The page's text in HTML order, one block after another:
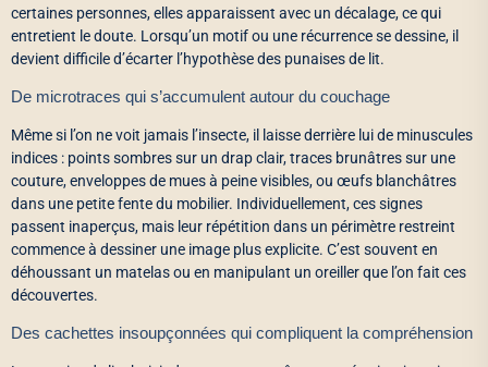
certaines personnes, elles apparaissent avec un décalage, ce qui
entretient le doute. Lorsqu’un motif ou une récurrence se dessine, il
devient difficile d’écarter l’hypothèse des punaises de lit.
De microtraces qui s’accumulent autour du couchage
Même si l’on ne voit jamais l’insecte, il laisse derrière lui de minuscules
indices : points sombres sur un drap clair, traces brunâtres sur une
couture, enveloppes de mues à peine visibles, ou œufs blanchâtres
dans une petite fente du mobilier. Individuellement, ces signes
passent inaperçus, mais leur répétition dans un périmètre restreint
commence à dessiner une image plus explicite. C’est souvent en
déhoussant un matelas ou en manipulant un oreiller que l’on fait ces
découvertes.
Des cachettes insoupçonnées qui compliquent la compréhension